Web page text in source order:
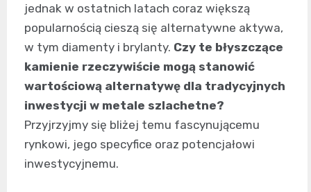
jednak w ostatnich latach coraz większą
popularnością cieszą się alternatywne aktywa,
w tym diamenty i brylanty. Czy te błyszczące
kamienie rzeczywiście mogą stanowić
wartościową alternatywę dla tradycyjnych
inwestycji w metale szlachetne?
Przyjrzyjmy się bliżej temu fascynującemu
rynkowi, jego specyfice oraz potencjałowi
inwestycyjnemu.